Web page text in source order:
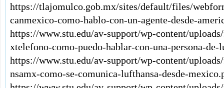
https://tlajomulco.gob.mx/sites/default/files/
canmexico-como-hablo-con-un-agente-desde-
https://www.stu.edu/av-support/wp-content/
xtelefono-como-puedo-hablar-con-una-persona-de-
https://www.stu.edu/av-support/wp-content/
nsamx-como-se-comunica-lufthansa-desde-